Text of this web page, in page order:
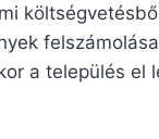
a település el